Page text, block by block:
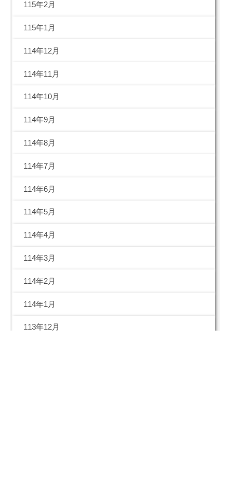
115年2月
115年1月
114年12月
114年11月
114年10月
114年9月
114年8月
114年7月
114年6月
114年5月
114年4月
114年3月
114年2月
114年1月
113年12月